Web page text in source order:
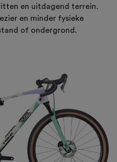
en uitdagend terrein.
en minder fysieke
of ondergrond.